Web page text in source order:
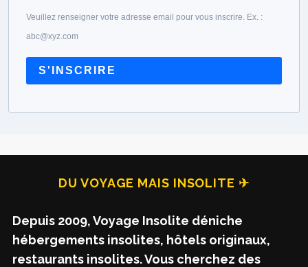
Veuillez renseigner votre adresse email pour vous inscrire. Ex. :
abc@xyz.com
S'INSCRIRE
DU VOYAGE MAIS INSOLITE ✈
Depuis 2009, Voyage Insolite déniche
hébergements insolites, hôtels originaux,
restaurants insolites. Vous cherchez des